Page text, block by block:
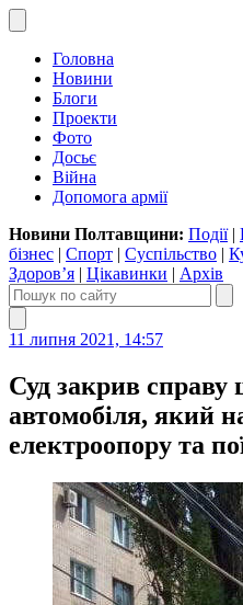
Головна
Новини
Блоги
Проекти
Фото
Досьє
Війна
Допомога армії
Новини Полтавщини: Події|
бізнес | Спорт | Суспільство |
Здоров’я | Цікавинки | Архів
11 липня 2021, 14:57
Суд закрив справу
автомобіля, який
електроопору та